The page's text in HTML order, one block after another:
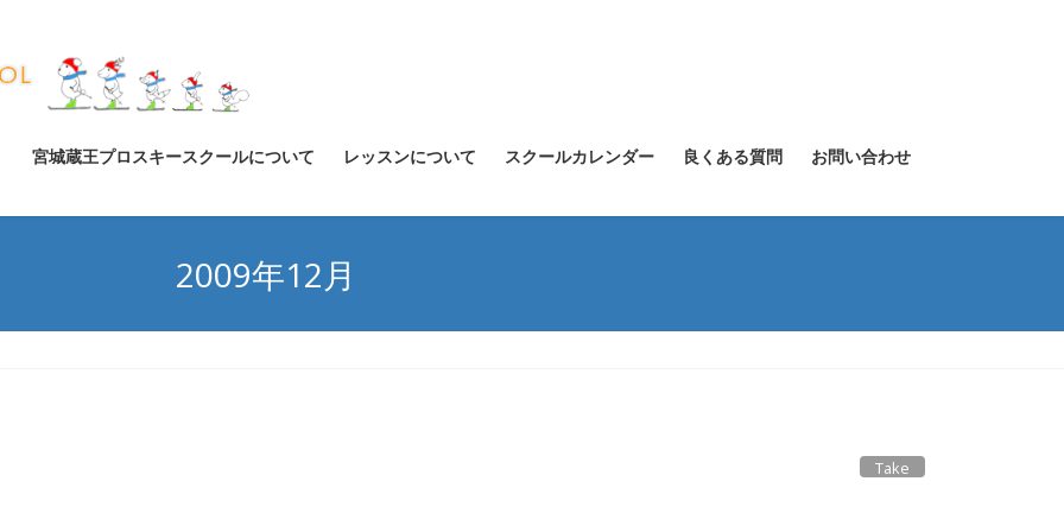
宮城蔵王プロスキースクールについて レッスンについて スクールカレンダー 良くある質問 お問い合わせ
2009年12月
Take